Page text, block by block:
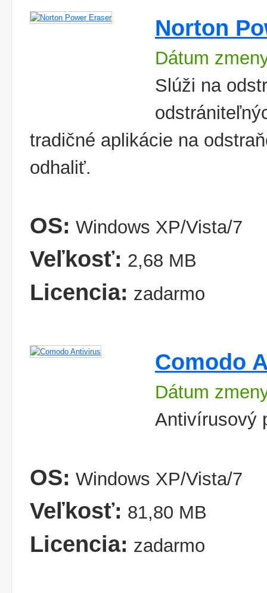
Norton
Dátum
Slúži na
tradičné aplikácie na
odhaliť.
OS: Windows XP/Vista/7
Veľkosť: 2,68 MB
Licencia: zadarmo
Comodo
Dátum
Antivírusový
OS: Windows XP/Vista/7
Veľkosť: 81,80 MB
Licencia: zadarmo